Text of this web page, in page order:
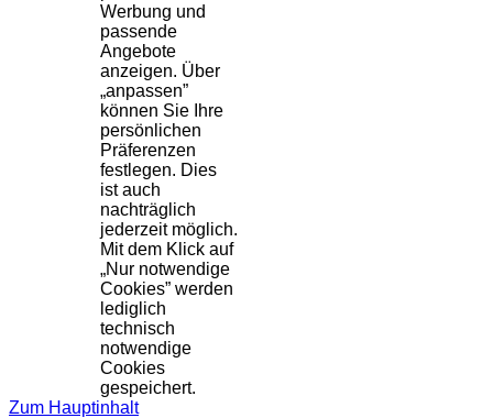
Werbung und
passende
Angebote
anzeigen. Über
„anpassen”
können Sie Ihre
persönlichen
Präferenzen
festlegen. Dies
ist auch
nachträglich
jederzeit möglich.
Mit dem Klick auf
„Nur notwendige
Cookies” werden
lediglich
technisch
notwendige
Cookies
gespeichert.
Zum Hauptinhalt